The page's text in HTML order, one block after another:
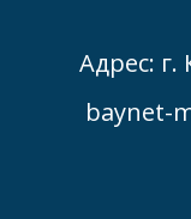
Адрес: г.
baynet-